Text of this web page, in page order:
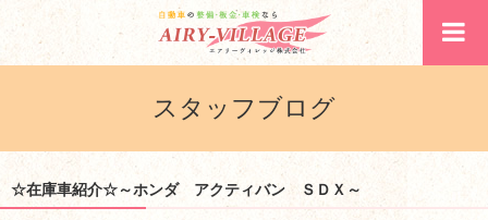
スタッフブログ
☆在庫車紹介☆～ホンダ アクティバン ＳＤＸ～